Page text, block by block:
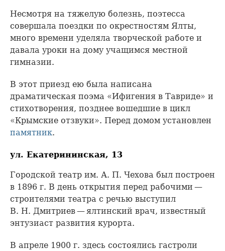
Несмотря на тяжелую болезнь, поэтесса
совершала поездки по окрестностям Ялты,
много времени уделяла творческой работе и
давала уроки на дому учащимся местной
гимназии.
В этот приезд ею была написана
драматическая поэма «Ифигения в Тавриде» и
стихотворения, позднее вошедшие в цикл
«Крымские отзвуки». Перед домом установлен
памятник.
ул. Екатерининская, 13
Городской театр им. А. П. Чехова был построен
в 1896 г. В день открытия перед рабочими —
строителями театра с речью выступил
В. Н. Дмитриев — ялтинский врач, известный
энтузиаст развития курорта.
В апреле 1900 г. здесь состоялись гастроли